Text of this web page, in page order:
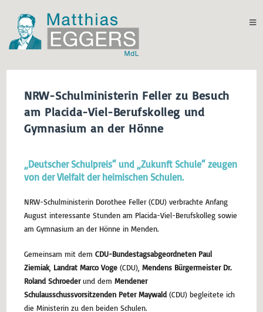
NRW-Schulministerin Feller zu Besuch
am Placida-Viel-Berufskolleg und
Gymnasium an der Hönne
„Deutscher Schulpreis“ und „Zukunft Schule“ zeugen
von der Vielfalt der heimischen Schulen.
NRW-Schulministerin Dorothee Feller (CDU) verbrachte Anfang
August interessante Stunden am Placida-Viel-Berufskolleg sowie
am Gymnasium an der Hönne in Menden.
Gemeinsam mit demCDU-Bundestagsabgeordneten Paul
Ziemiak, Landrat Marco Voge (CDU),Mendens Bürgermeister Dr.
Roland Schroederund demMendener
Schulausschussvorsitzenden Peter Maywald (CDU) begleitete ich
die Ministerin zu den beiden Schulen.